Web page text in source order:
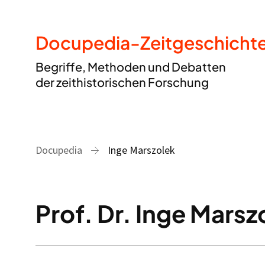
Docupedia-
Begriffe, Methoden und Debatten
der zeithistorischen Forschung
Docupedia Inge Marszolek
Prof. Dr. Inge